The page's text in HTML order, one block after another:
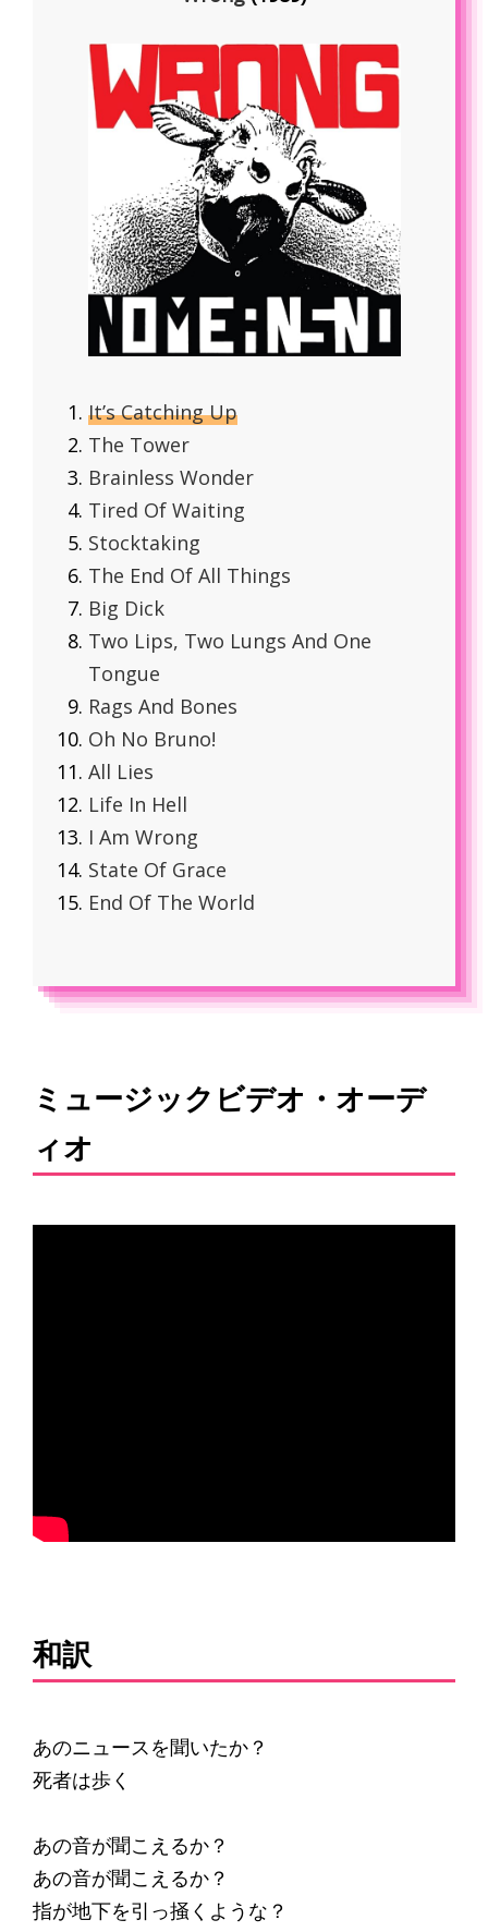
It’s Catching Up
The Tower
Brainless Wonder
Tired Of Waiting
Stocktaking
The End Of All Things
Big Dick
Two Lips, Two Lungs And One
Tongue
Rags And Bones
Oh No Bruno!
All Lies
Life In Hell
I Am Wrong
State Of Grace
End Of The World
ミュージックビデオ・オーデ
ィオ
和訳
あのニュースを聞いたか？
死者は歩く
あの音が聞こえるか？
あの音が聞こえるか？
指が地下を引っ掻くような？